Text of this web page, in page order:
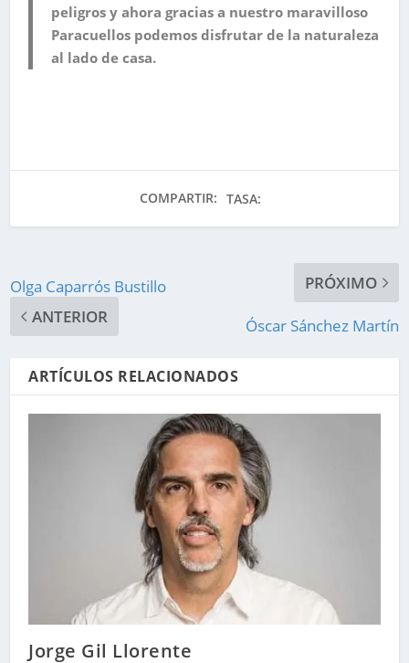
peligros y ahora gracias a nuestro maravilloso
Paracuellos podemos disfrutar de la naturaleza
al lado de casa.
COMPARTIR: TASA:
Olga Caparrós Bustillo
ANTERIOR
PRÓXIMO
Óscar Sánchez Martín
ARTÍCULOS RELACIONADOS
Jorge Gil Llorente